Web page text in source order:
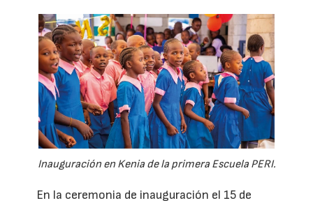
Inauguración en Kenia de la primera Escuela PERI.
En la ceremonia de inauguración el 15 de